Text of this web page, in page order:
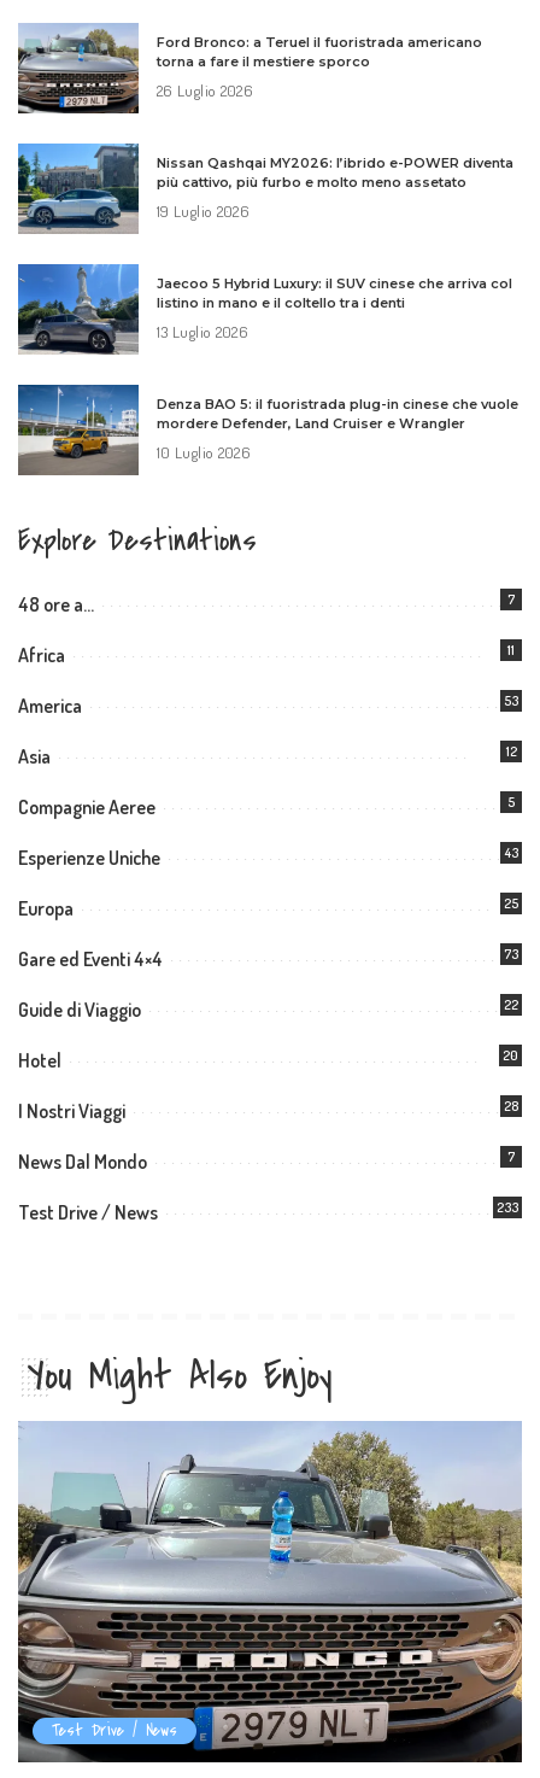
Ford Bronco: a Teruel il fuoristrada americano
torna a fare il mestiere sporco
26 Luglio 2026
Nissan Qashqai MY2026: l’ibrido e-POWER diventa
più cattivo, più furbo e molto meno assetato
19 Luglio 2026
Jaecoo 5 Hybrid Luxury: il SUV cinese che arriva col
listino in mano e il coltello tra i denti
13 Luglio 2026
Denza BAO 5: il fuoristrada plug-in cinese che vuole
mordere Defender, Land Cruiser e Wrangler
10 Luglio 2026
Explore Destinations
48 ore a… 7
Africa 11
America 53
Asia 12
Compagnie Aeree 5
Esperienze Uniche 43
Europa 25
Gare ed Eventi 4×4 73
Guide di Viaggio 22
Hotel 20
I Nostri Viaggi 28
News Dal Mondo 7
Test Drive / News 233
You Might Also Enjoy
Test Drive / News